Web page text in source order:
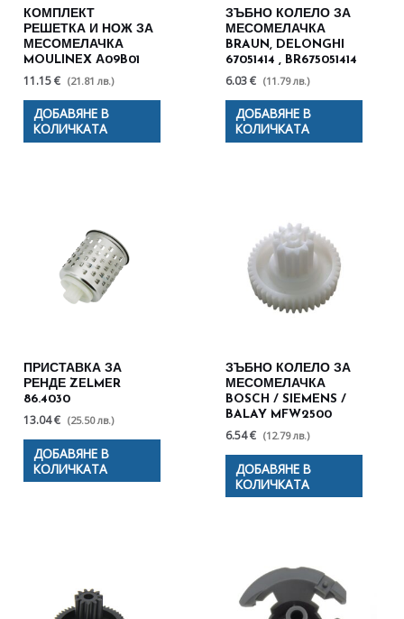
КОМПЛЕКТ
РЕШЕТКА И НОЖ ЗА
МЕСОМЕЛАЧКА
MOULINEX А09B01
11.15 € (21.81 лв.)
ДОБАВЯНЕ В
КОЛИЧКАТА
ЗЪБНО КОЛЕЛО ЗА
МЕСОМЕЛАЧКА
BRAUN, DELONGHI
67051414 , BR675051414
6.03 € (11.79 лв.)
ДОБАВЯНЕ В
КОЛИЧКАТА
ПРИСТАВКА ЗА
РЕНДЕ ZELMER
86.4030
13.04 € (25.50 лв.)
ДОБАВЯНЕ В
КОЛИЧКАТА
ЗЪБНО КОЛЕЛО ЗА
МЕСОМЕЛАЧКА
BOSCH / SIEMENS /
BALAY MFW2500
6.54 € (12.79 лв.)
ДОБАВЯНЕ В
КОЛИЧКАТА